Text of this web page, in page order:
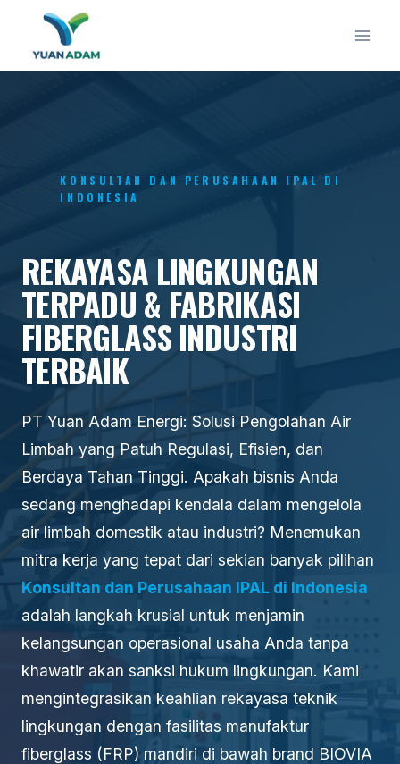
content
KONSULTAN DAN PERUSAHAAN IPAL DI
INDONESIA
REKAYASA LINGKUNGAN
TERPADU & FABRIKASI
FIBERGLASS INDUSTRI
TERBAIK
PT Yuan Adam Energi: Solusi Pengolahan Air
Limbah yang Patuh Regulasi, Efisien, dan
Berdaya Tahan Tinggi. Apakah bisnis Anda
sedang menghadapi kendala dalam mengelola
air limbah domestik atau industri? Menemukan
mitra kerja yang tepat dari sekian banyak pilihan
Konsultan dan Perusahaan IPAL di Indonesia
adalah langkah krusial untuk menjamin
kelangsungan operasional usaha Anda tanpa
khawatir akan sanksi hukum lingkungan. Kami
mengintegrasikan keahlian rekayasa teknik
lingkungan dengan fasilitas manufaktur
fiberglass (FRP) mandiri di bawah brand BIOVIA